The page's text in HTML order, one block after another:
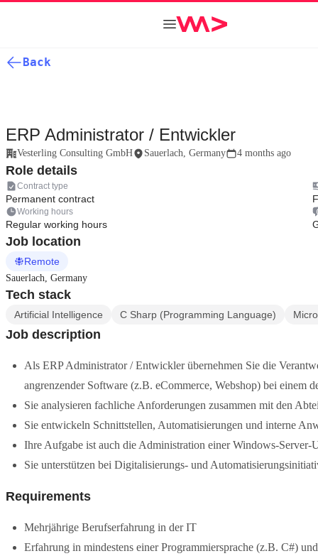
Back
ERP Administrator / Entwickler
Vesterling Consulting GmbH Sauerlach, Germany 4 months ago
Role details
Contract type
Permanent contract
Working hours
Regular working hours
Job location
Remote
Sauerlach, Germany
Tech stack
Artificial Intelligence C Sharp (Programming Language)
Job description
Als ERP Administrator / Entwickler übernehmen Sie die
angrenzender Software (z.B. eCommerce, Webshop) bei einem
Sie analysieren fachliche Anforderungen zusammen mit den
Sie entwickeln Schnittstellen, Automatisierungen und interne
Ihre Aufgabe ist auch die Administration einer Windows-
Sie unterstützen bei Digitalisierungs- und
Requirements
Mehrjährige Berufserfahrung in der IT
Erfahrung in mindestens einer Programmiersprache (z.B. C#)